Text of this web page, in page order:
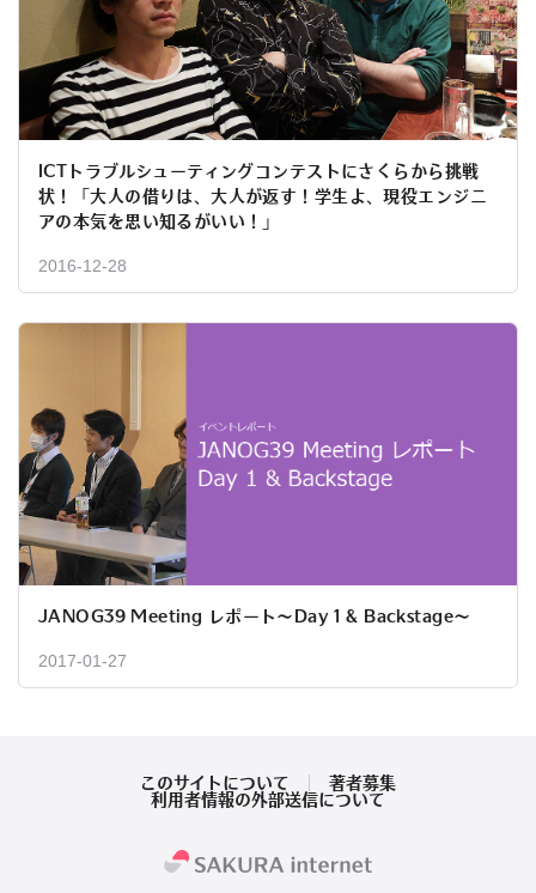
ICTトラブルシューティングコンテストにさくらから挑戦
状！「大人の借りは、大人が返す！学生よ、現役エンジニ
アの本気を思い知るがいい！」
2016-12-28
JANOG39 Meeting レポート～Day 1 & Backstage～
2017-01-27
このサイトについて
著者募集
利用者情報の外部送信について